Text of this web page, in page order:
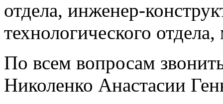
отдела, инженер-
технологического отдела,
По всем вопросам
Николенко Анастасии